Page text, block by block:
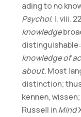
ading to no
Psychol. I. viii.
knowledge
knowledge of
about. Most
distinction;
kennen,
Russell inMind